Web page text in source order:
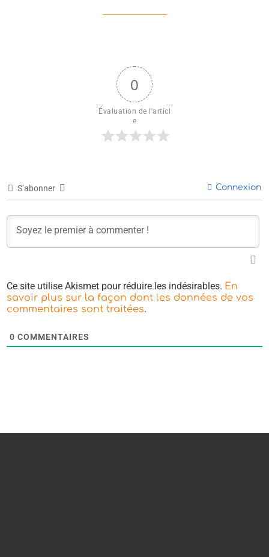
0
Évaluation de l'articl
e
S’abonner Connexion
Ce site utilise Akismet pour réduire les indésirables. En
savoir plus sur la façon dont les données de vos
commentaires sont traitées.
0 COMMENTAIRES